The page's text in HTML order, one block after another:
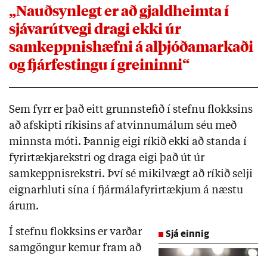
„Nauðsynlegt er að gjaldheimta í
sjávarútvegi dragi ekki úr
samkeppnishæfni á alþjóðamarkaði
og fjárfestingu í greininni“
Sem fyrr er það eitt grunnstefið í stefnu flokksins
að afskipti ríkisins af atvinnumálum séu með
minnsta móti. Þannig eigi ríkið ekki að standa í
fyrirtækjarekstri og draga eigi það út úr
samkeppnisrekstri. Því sé mikilvægt að ríkið selji
eignarhluti sína í fjármálafyrirtækjum á næstu
árum.
Sjá einnig
Í stefnu flokksins er varðar
samgöngur kemur fram að